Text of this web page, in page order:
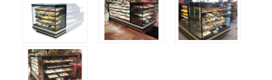
any
buttons
will